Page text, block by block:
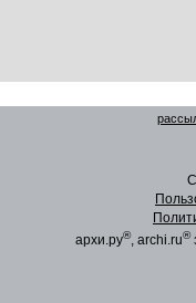
архи.ру®, archi.ru®